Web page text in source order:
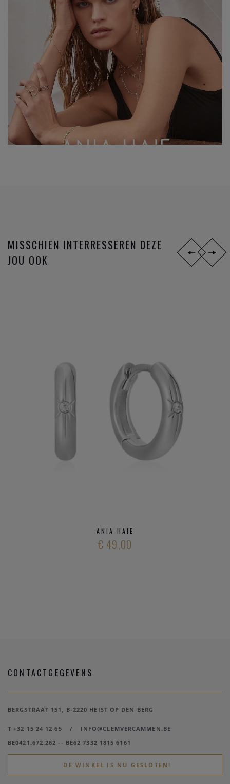
MISSCHIEN INTERRESSEREN DEZE
JOU OOK
ANIA HAIE
€ 49,00
CONTACTGEGEVENS
BERGSTRAAT 151, B-2220 HEIST OP DEN BERG
T +32 15 24 12 65 /
INFO@CLEMVERCAMMEN.BE
BE0421.672.262 -- BE62 7332 1815 6161
DE WINKEL IS NU GESLOTEN!